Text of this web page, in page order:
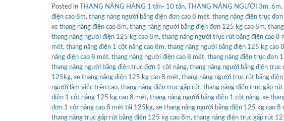
Posted in THANG NÂNG HÀNG 1 tấn- 10 tấn, THANG NÂNG NGƯỜI 3m,
điện cao 8m, thang nâng người bằng điện đơn cao 8 mét, thang nâng điện trục
xe thang nâng điện cao 8m, thang nâng người bằng điện đơn 125 kg cao 8m,
thang nâng người điện 125 kg cao 8m, thang nâng người trục rút bằng điện cao 8
mét, thang nâng điện 1 cột nâng cao 8m, thang nâng người bằng điện 125 kg cao
nâng điện cao 8 mét, thang nâng người điện cao 8 mét, thang nâng điện trục đơn
thang nâng người bằng điện trục đơn 1 cột nâng, thang nâng người bằng điện trục
125kg, xe thang nâng điện 125 kg cao 8 mét, thang nâng người trục rút bằng điện
người làm việc trên cao, thang nâng điện trục gấp rút, thang nâng điện trục gấp
điện 1 cột nâng 125 kg cao 8 mét, thang nâng người bằng điện 1 cột nâng, xe
đơn 1 cột nâng cao 8 mét tải 125kg, xe thang nâng người bằng điện 125 kg cao 8
thang nâng trục gấp rút bằng điện 125 kg cao 8m, thang nâng điện trục gấp rút